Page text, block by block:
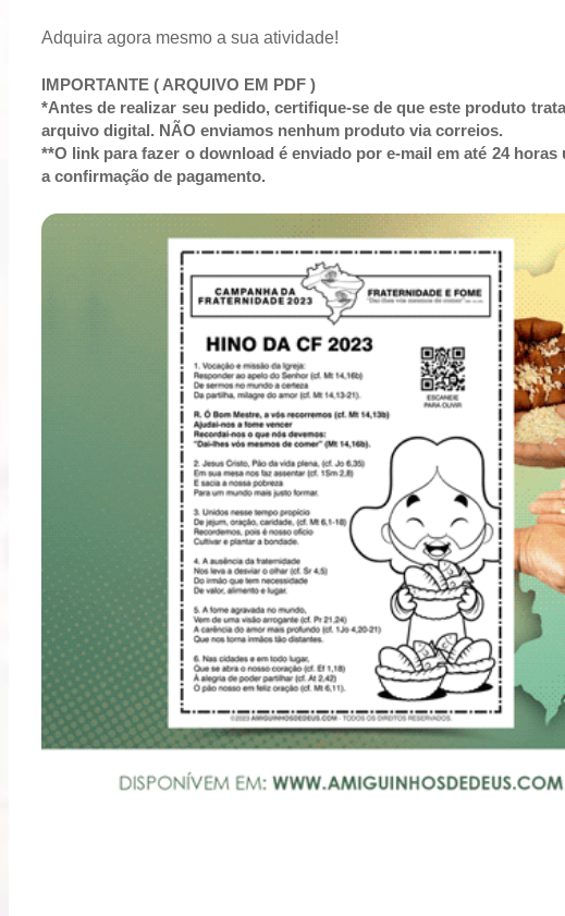
Adquira agora mesmo a sua atividade!
IMPORTANTE ( ARQUIVO EM PDF )
*Antes de realizar seu pedido, certifique-se de que este produto
arquivo digital. NÃO enviamos nenhum produto via correios.
**O link para fazer o download é enviado por e-mail em até 24 horas
a confirmação de pagamento.